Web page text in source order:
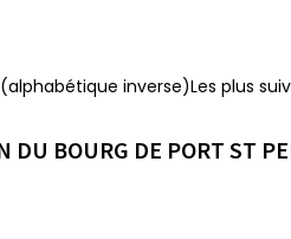
inverse)Les plus
DU BOURG DE PORT ST